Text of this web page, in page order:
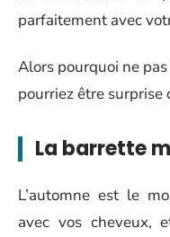
parfaitement avec
Alors pourquoi ne
pourriez être surprise
La barrette
L’automne est le
avec vos cheveux,